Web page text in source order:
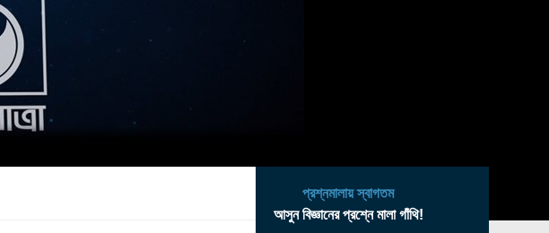
প্রশ্নমালায় স্বাগতম
আসুন বিজ্ঞানের প্রশ্নে মালা গাঁথি!